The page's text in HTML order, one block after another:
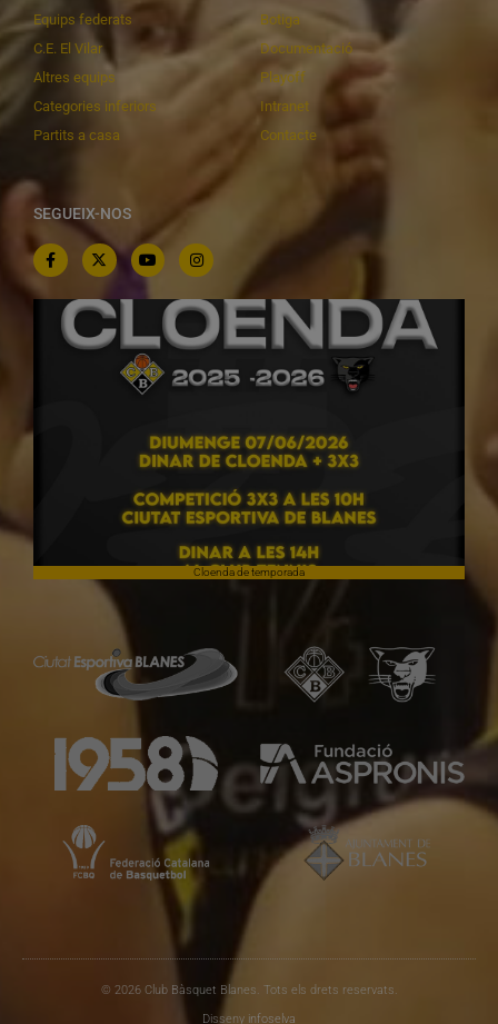
Equips federats
C.E. El Vilar
Altres equips
Categories inferiors
Partits a casa
Botiga
Documentació
Playoff
Intranet
Contacte
SEGUEIX-NOS
Cloenda de temporada
© 2026 Club Bàsquet Blanes. Tots els drets reservats.
Disseny infoselva